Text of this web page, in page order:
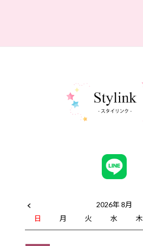
2026年 8月
日
月 火 水 木